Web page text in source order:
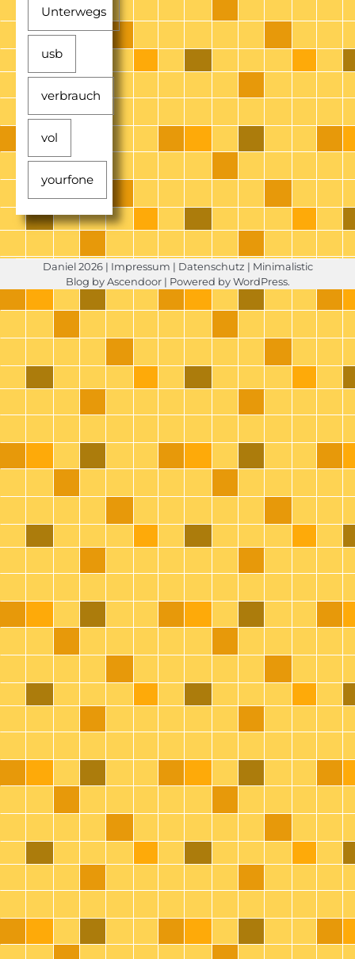
Unterwegs
usb
verbrauch
vol
yourfone
Daniel 2026 | Impressum | Datenschutz | Minimalistic
Blog byAscendoor| Powered byWordPress.